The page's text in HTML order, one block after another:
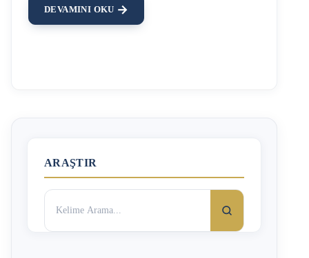
şartları için ilgili yazımızı okuyabilirsiniz. Asgari ücrete
yapılan zam ile birlikte 2024 yılında kıdem tazminatlarında
DEVAMINI OKU
ARAŞTIR
Arama: